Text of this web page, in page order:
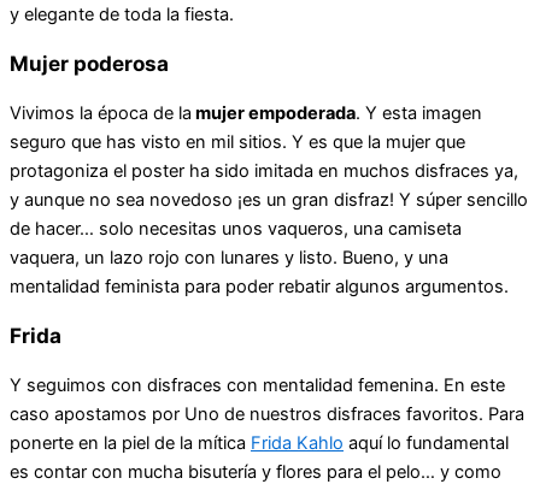
y elegante de toda la fiesta.
Mujer poderosa
Vivimos la época de la mujer empoderada. Y esta imagen
seguro que has visto en mil sitios. Y es que la mujer que
protagoniza el poster ha sido imitada en muchos disfraces ya,
y aunque no sea novedoso ¡es un gran disfraz! Y súper sencillo
de hacer… solo necesitas unos vaqueros, una camiseta
vaquera, un lazo rojo con lunares y listo. Bueno, y una
mentalidad feminista para poder rebatir algunos argumentos.
Frida
Y seguimos con disfraces con mentalidad femenina. En este
caso apostamos por Uno de nuestros disfraces favoritos. Para
ponerte en la piel de la mítica Frida Kahlo aquí lo fundamental
es contar con mucha bisutería y flores para el pelo… y como